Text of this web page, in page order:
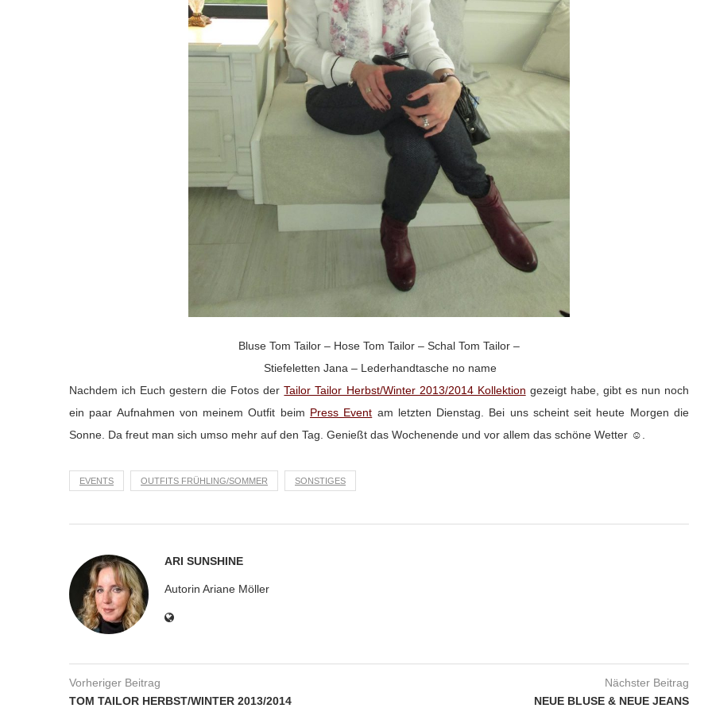
Bluse Tom Tailor – Hose Tom Tailor – Schal Tom Tailor –
Stiefeletten Jana – Lederhandtasche no name
Nachdem ich Euch gestern die Fotos derTailor Tailor Herbst/Winter 2013/2014 Kollektion gezeigt habe, gibt es nun noch
ein paar Aufnahmen von meinem Outfit beim Press Event am letzten Dienstag. Bei uns scheint seit heute Morgen die
Sonne. Da freut man sich umso mehr auf den Tag. Genießt das Wochenende und vor allem das schöne Wetter ☺.
EVENTS OUTFITS FRÜHLING/SOMMER SONSTIGES
ARI SUNSHINE
Autorin Ariane Möller
Vorheriger Beitrag
TOM TAILOR HERBST/WINTER 2013/2014
Nächster Beitrag
NEUE BLUSE & NEUE JEANS